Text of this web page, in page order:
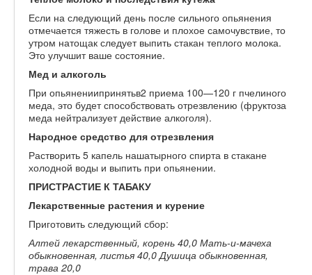
Если на следующий день после сильного опьянения
отмечается тяжесть в голове и плохое самочувствие, то
утром натощак следует выпить стакан теплого молока.
Это улучшит ваше состояние.
Мед и алкоголь
При опьянениипринятьв2 приема 100—120 г пчелиного
меда, это будет способствовать отрезвлению (фруктоза
меда нейтрализует действие алкоголя).
Народное средство для отрезвления
Растворить 5 капель нашатырного спирта в стакане
холодной воды и выпить при опьянении.
ПРИСТРАСТИЕ К ТАБАКУ
Лекарственные растения и курение
Приготовить следующий сбор:
Алтей лекарственный, корень 40,0 Мать-и-мачеха
обыкновенная, листья 40,0 Душица обыкновенная,
трава 20,0